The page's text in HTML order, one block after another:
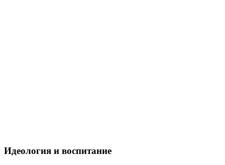
Идеология и воспитание